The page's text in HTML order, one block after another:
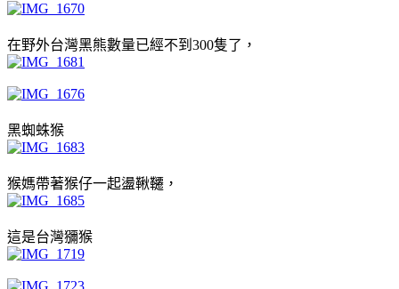
在野外台灣黑熊數量已經不到300隻了，
黑蜘蛛猴
猴媽帶著猴仔一起盪鞦韆，
這是台灣獼猴